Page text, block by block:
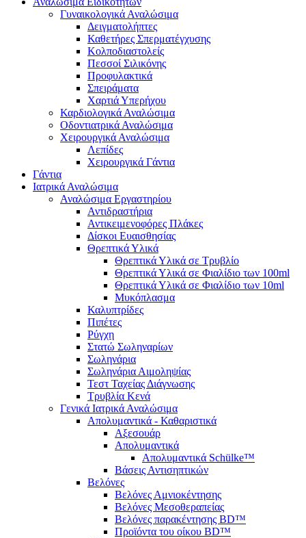
Γυναικολογικά Αναλώσιμα
Δειγματολήπτες
Καθετήρες Σπερματέγχυσης
Κολποδιαστολείς
Πεσσοί Σιλικόνης
Προφυλακτικά
Σπειράματα
Χαρτιά Υπερήχου
Καρδιολογικά Αναλώσιμα
Οδοντιατρικά Αναλώσιμα
Χειρουργικά Αναλώσιμα
Λεπίδες
Χειρουργικά Γάντια
Γάντια
Ιατρικά Αναλώσιμα
Αναλώσιμα Εργαστηρίου
Αντιδραστήρια
Αντικειμενοφόρες Πλάκες
Δίσκοι Ευαισθησίας
Θρεπτικά Υλικά
Θρεπτικά Υλικά σε Τρυβλίο
Θρεπτικά Υλικά σε Φιαλίδιο των 100ml
Θρεπτικά Υλικά σε Φιαλίδιο των 10ml
Μυκόπλασμα
Καλυπτρίδες
Πιπέτες
Ρύγχη
Στατώ Σωληναρίων
Σωληνάρια
Σωληνάρια Αιμοληψίας
Τεστ Ταχείας Διάγνωσης
Τρυβλία Κενά
Γενικά Ιατρικά Αναλώσιμα
Απολυμαντικά - Καθαριστικά
Αξεσουάρ
Απολυμαντικά
Απολυμαντικά Schülke™
Βάσεις Αντισηπτικών
Βελόνες
Βελόνες Αμνιοκέντησης
Βελόνες Μεσοθεραπείας
Βελόνες παρακέντησης BD™
Προϊόντα του οίκου BD™